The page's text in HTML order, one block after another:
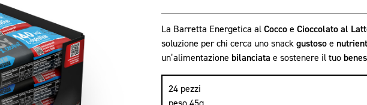
La Barretta Energetica alCoccoe Cioccolato al
soluzione per chi cerca uno snackgustosoe
un’alimentazione bilanciata e sostenere il tuo
24 pezzi